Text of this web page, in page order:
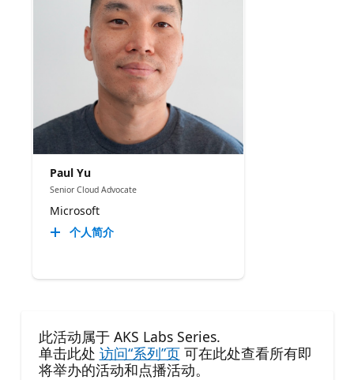
Paul Yu
Senior Cloud Advocate
Microsoft
个人简介
此活动属于 AKS Labs Series.
单击此处 访问“系列”页可在此处查看所有即
将举办的活动和点播活动。